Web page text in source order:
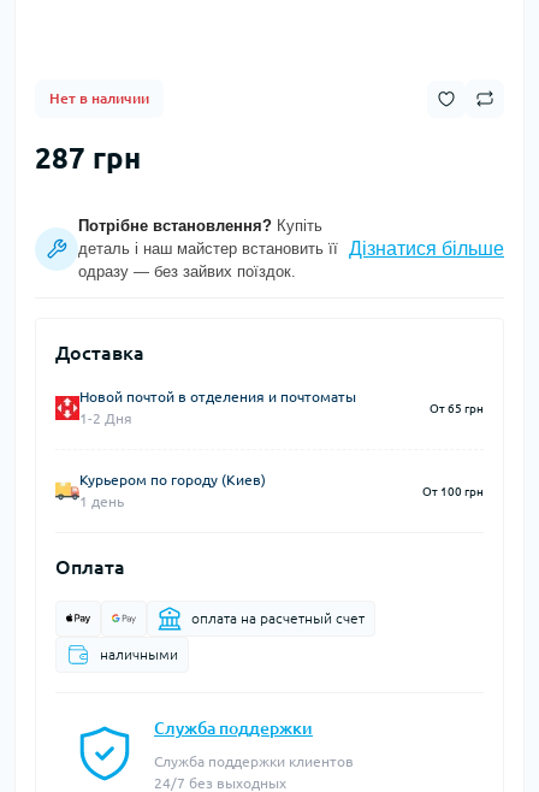
Нет в наличии
287 грн
Потрібне встановлення? Купіть
деталь і наш майстер встановить її
одразу — без зайвих поїздок.
Дізнатися більше
Доставка
Новой почтой в отделения и почтоматы
1-2 Дня
От 65 грн
Курьером по городу (Киев)
1 день
От 100 грн
Оплата
оплата на расчетный счет
наличными
Служба поддержки
Служба поддержки клиентов
24/7 без выходных